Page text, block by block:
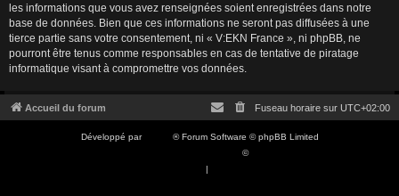
les informations que vous avez renseignées soient enregistrées dans notre
base de données. Bien que ces informations ne seront pas diffusées à une
tierce partie sans votre consentement, ni « V:EKN France », ni phpBB, ne
pourront être tenus comme responsables en cas de tentative de piratage
informatique visant à compromettre vos données.
Accueil du forum Fuseau horaire sur UTC+02:00
Développé par
® Forum Software © phpBB Limited
©
|